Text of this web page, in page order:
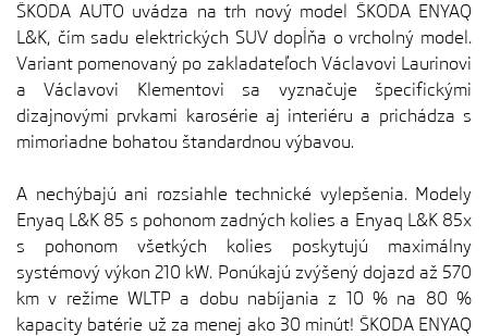
ŠKODA AUTO uvádza na trh nový model ŠKODA ENYAQ
L&K, čím sadu elektrických SUV dopĺňa o vrcholný model.
Variant pomenovaný po zakladateľoch Václavovi Laurinovi
a Václavovi Klementovi sa vyznačuje špecifickými
dizajnovými prvkami karosérie aj interiéru a prichádza s
mimoriadne bohatou štandardnou výbavou.
A nechýbajú ani rozsiahle technické vylepšenia. Modely
Enyaq L&K 85 s pohonom zadných kolies a Enyaq L&K 85x
s pohonom všetkých kolies poskytujú maximálny
systémový výkon 210 kW. Ponúkajú zvýšený dojazd až 570
km v režime WLTP a dobu nabíjania z 10 % na 80 %
kapacity batérie už za menej ako 30 minút! ŠKODA ENYAQ